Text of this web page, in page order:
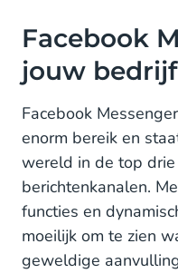
Facebook
jouw bedrijf
Facebook
enorm bereik en
wereld in de top
berichtenkanalen.
functies en
moeilijk om te zien
geweldige